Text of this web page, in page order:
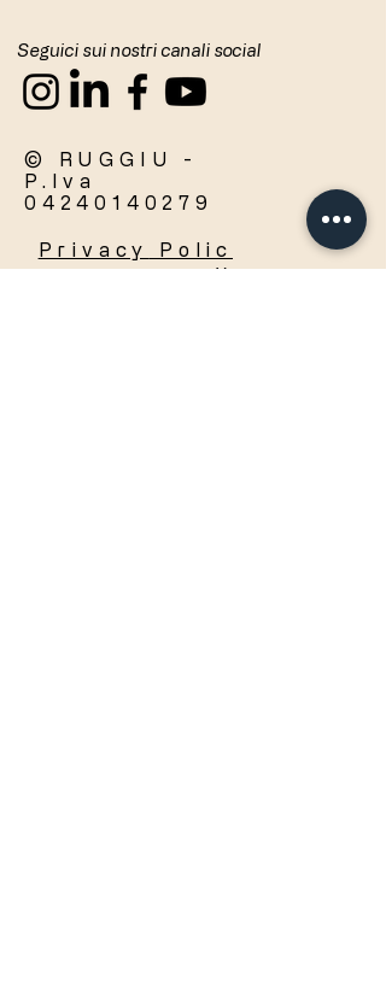
Seguici sui nostri canali social
© RUGGIU -
P.Iva
04240140279
Privacy
Polic
y